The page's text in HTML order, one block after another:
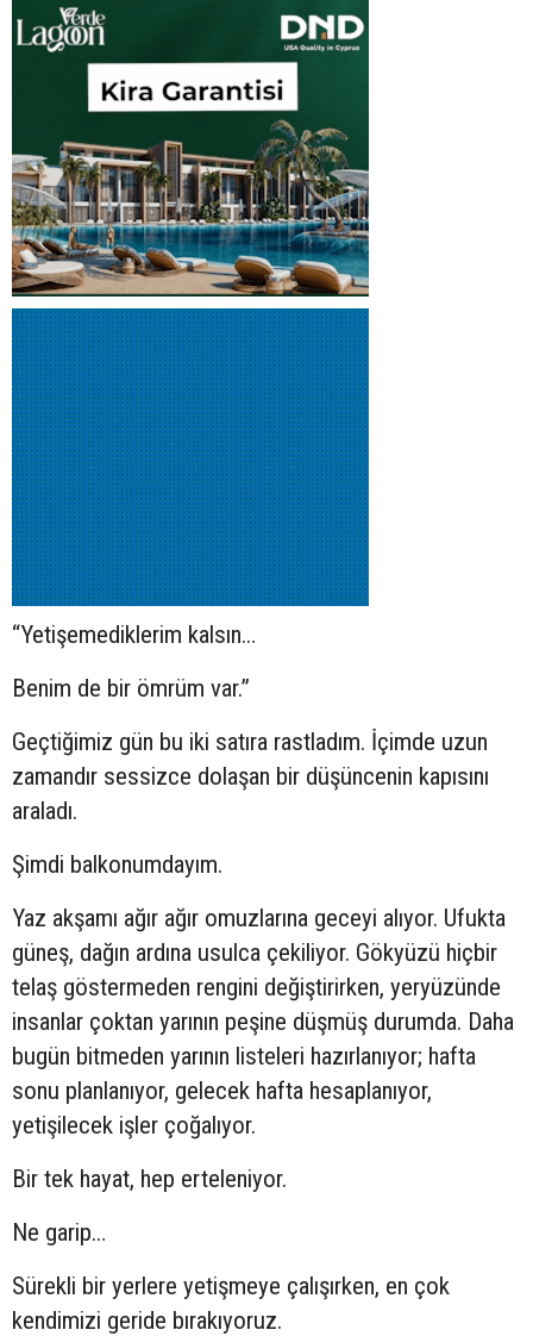
“Yetişemediklerim kalsın…
Benim de bir ömrüm var.”
Geçtiğimiz gün bu iki satıra rastladım. İçimde uzun
zamandır sessizce dolaşan bir düşüncenin kapısını
araladı.
Şimdi balkonumdayım.
Yaz akşamı ağır ağır omuzlarına geceyi alıyor. Ufukta
güneş, dağın ardına usulca çekiliyor. Gökyüzü hiçbir
telaş göstermeden rengini değiştirirken, yeryüzünde
insanlar çoktan yarının peşine düşmüş durumda. Daha
bugün bitmeden yarının listeleri hazırlanıyor; hafta
sonu planlanıyor, gelecek hafta hesaplanıyor,
yetişilecek işler çoğalıyor.
Bir tek hayat, hep erteleniyor.
Ne garip…
Sürekli bir yerlere yetişmeye çalışırken, en çok
kendimizi geride bırakıyoruz.